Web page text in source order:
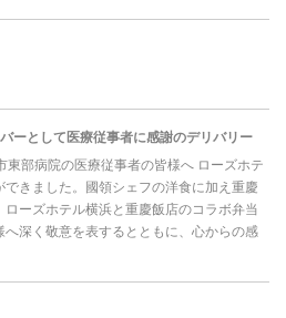
ーとして医療従事者に感謝のデリバリー
部病院の医療従事者の皆様へ ローズホテ
きました。國領シェフの洋食に加え重慶
ーズホテル横浜と重慶飯店のコラボ弁当
深く敬意を表するとともに、心からの感